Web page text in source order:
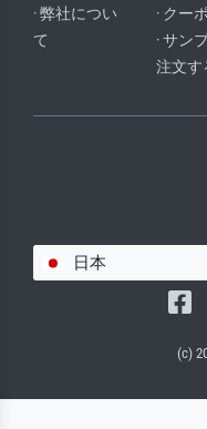
· 弊社につい
て
· クー
· サン
注文す
日本
(c)